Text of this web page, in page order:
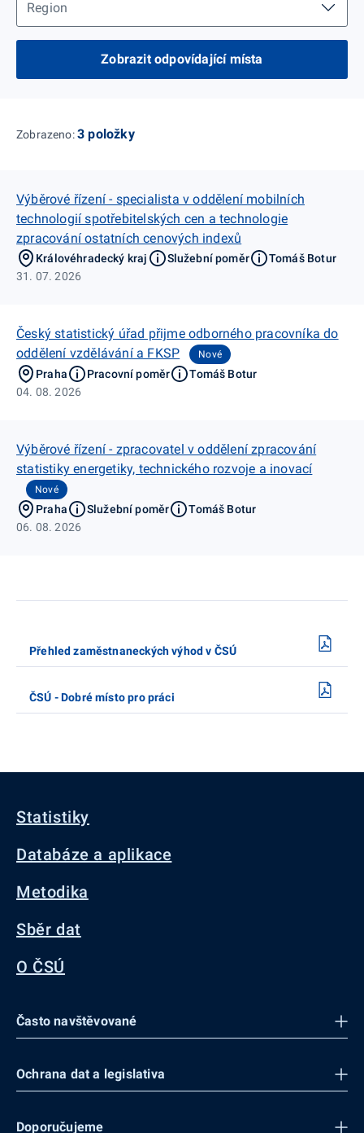
Zobrazit odpovídající místa
Zobrazeno:3 položky
Výběrové řízení - specialista v oddělení mobilních
technologií spotřebitelských cen a technologie
zpracování ostatních cenových indexů
31. 07. 2026
Královéhradecký kraj Služební poměr Tomáš Botur
Český statistický úřad přijme odborného pracovníka do
oddělení vzdělávání a FKSP
Nové
04. 08. 2026
Praha Pracovní poměr Tomáš Botur
Výběrové řízení - zpracovatel v oddělení zpracování
statistiky energetiky, technického rozvoje a inovací
Nové
06. 08. 2026
Praha Služební poměr Tomáš Botur
Přehled zaměstnaneckých výhod v ČSÚ
ČSÚ - Dobré místo pro práci
Statistiky
Databáze a aplikace
Metodika
Sběr dat
O ČSÚ
Často navštěvované
Ochrana dat a legislativa
Doporučujeme